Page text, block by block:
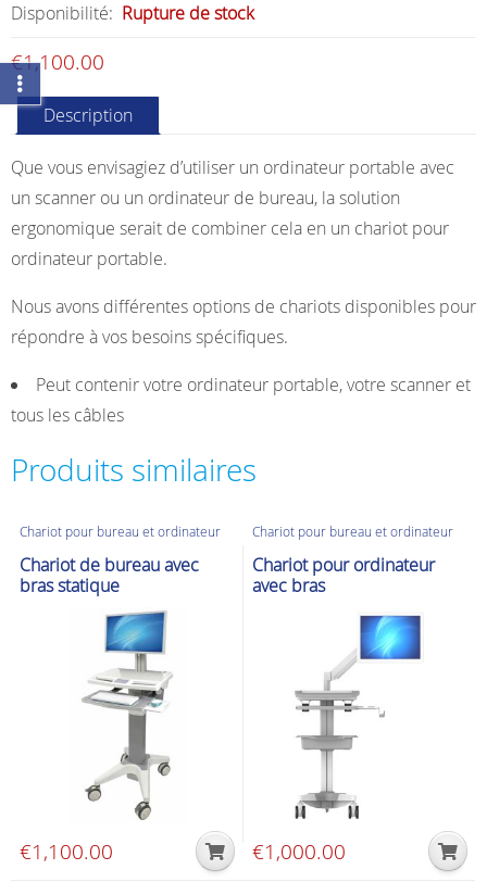
Disponibilité: Rupture de stock
€1,100.00
Description
Que vous envisagiez d’utiliser un ordinateur portable avec
un scanner ou un ordinateur de bureau, la solution
ergonomique serait de combiner cela en un chariot pour
ordinateur portable.
Nous avons différentes options de chariots disponibles pour
répondre à vos besoins spécifiques.
Peut contenir votre ordinateur portable, votre scanner et
tous les câbles
Produits similaires
Chariot pour bureau et ordinateur
Chariot de bureau avec
bras statique
€1,100.00
Chariot pour bureau et ordinateur
Chariot pour ordinateur
avec bras
€1,000.00